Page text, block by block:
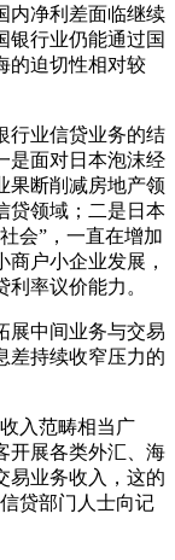
内净利差面临继续
银行业仍能通过国
的迫切性相对较
行业信贷业务的结
是面对日本泡沫经
果断削减房地产领
贷领域；二是日本
会”，一直在增加
户小企业发展，
率议价能力。
展中间业务与交易
差持续收窄压力的
入范畴相当广
开展各类外汇、海
易业务收入，这的
贷部门人士向记